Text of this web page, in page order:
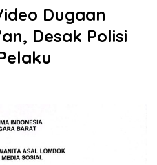
Dugaan
Desak Polisi